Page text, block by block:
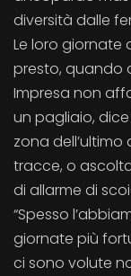
diversità dalle
Le loro giornate
presto, quando
Impresa non
un pagliaio,
zona
tracce, o
di allarme di
“Spesso
giornate più
ci sono volute